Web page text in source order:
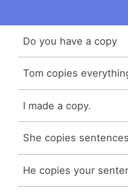
Do you have a copy
Tom copies
I made a copy.
She copies
He copies your